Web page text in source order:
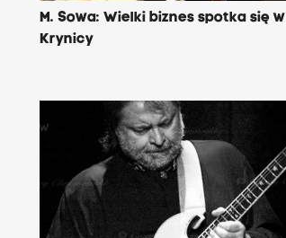
M. Sowa: Wielki biznes spotka się w
Krynicy